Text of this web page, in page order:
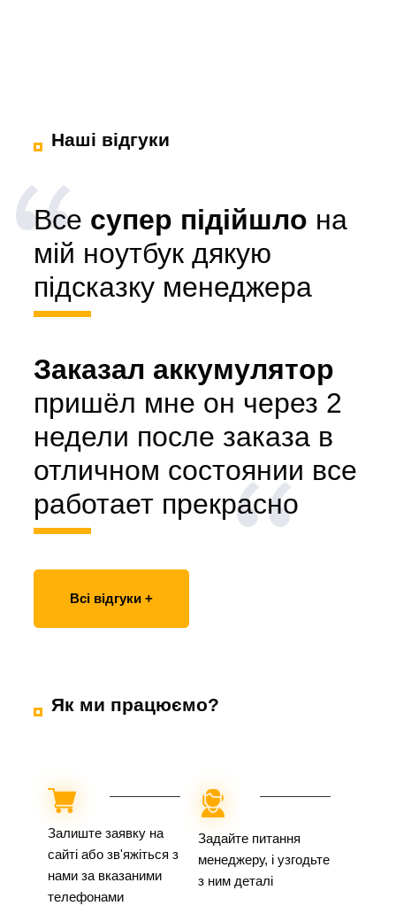
Наші відгуки
Все супер підійшло на
мій ноутбук дякую
підсказку менеджера
Заказал аккумулятор
пришёл мне он через 2
недели после заказа в
отличном состоянии все
работает прекрасно
Всі відгуки +
Як ми працюємо?
Залиште заявку на
сайті або зв'яжіться з
нами за вказаними
телефонами
Задайте питання
менеджеру, і узгодьте
з ним деталі